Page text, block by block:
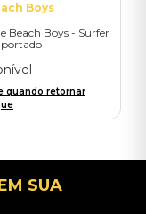
Boys
Beach Boys - Surfer
quando retornar
SUA